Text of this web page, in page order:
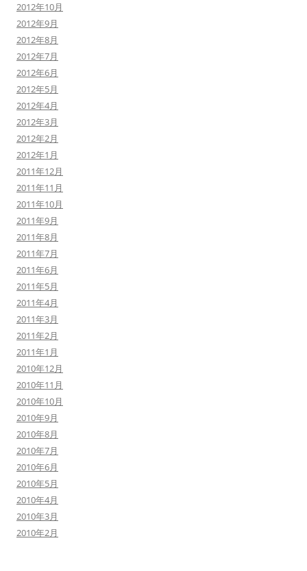
2012年10月
2012年9月
2012年8月
2012年7月
2012年6月
2012年5月
2012年4月
2012年3月
2012年2月
2012年1月
2011年12月
2011年11月
2011年10月
2011年9月
2011年8月
2011年7月
2011年6月
2011年5月
2011年4月
2011年3月
2011年2月
2011年1月
2010年12月
2010年11月
2010年10月
2010年9月
2010年8月
2010年7月
2010年6月
2010年5月
2010年4月
2010年3月
2010年2月